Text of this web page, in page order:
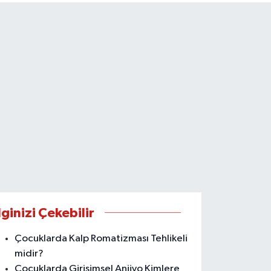
Çekebilir
Çocuklarda Kalp Romatizması Tehlikeli
midir?
Çocuklarda Girişimsel Anjiyo Kimlere